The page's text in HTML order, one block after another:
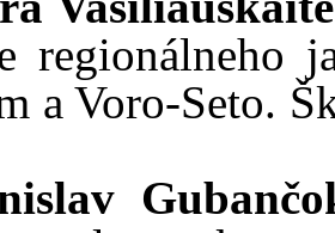
regionálneho
a Voro-Seto.